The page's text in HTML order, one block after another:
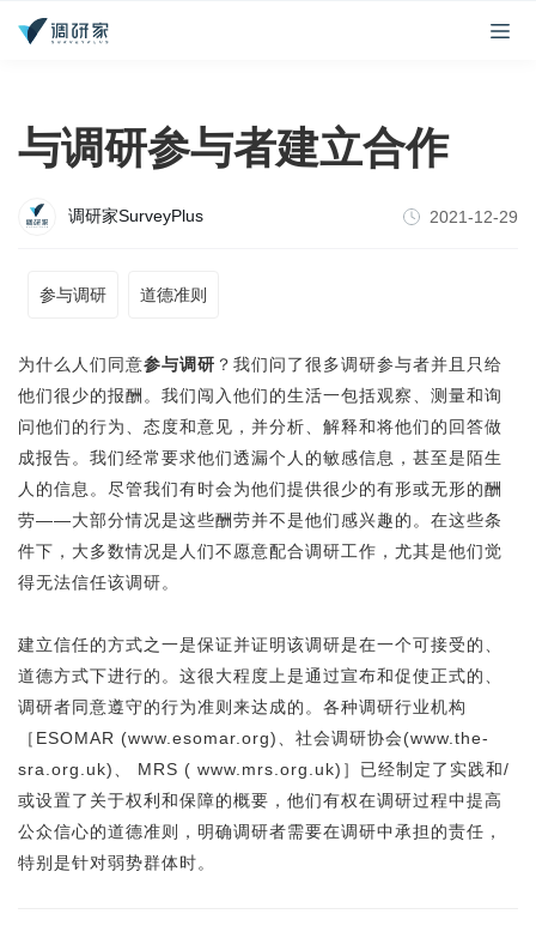
与调研参与者建立合作
调研家SurveyPlus 2021-12-29
参与调研 道德准则
为什么人们同意参与调研 ？我们问了很多调研参与者并且只给
他们很少的报酬。我们闯入他们的生活一包括观察、测量和询
问他们的行为、态度和意见，并分析、解释和将他们的回答做
成报告。我们经常要求他们透漏个人的敏感信息，甚至是陌生
人的信息。尽管我们有时会为他们提供很少的有形或无形的酬
劳——大部分情况是这些酬劳并不是他们感兴趣的。在这些条
件下，大多数情况是人们不愿意配合调研工作，尤其是他们觉
得无法信任该调研。
建立信任的方式之一是保证并证明该调研是在一个可接受的、
道德方式下进行的。这很大程度上是通过宣布和促使正式的、
调研者同意遵守的行为准则来达成的。各种调研行业机构
［ESOMAR (www.esomar.org)、社会调研协会(www.the-
sra.org.uk)、 MRS ( www.mrs.org.uk)］已经制定了实践和/
或设置了关于权利和保障的概要，他们有权在调研过程中提高
公众信心的道德准则，明确调研者需要在调研中承担的责任，
特别是针对弱势群体时。